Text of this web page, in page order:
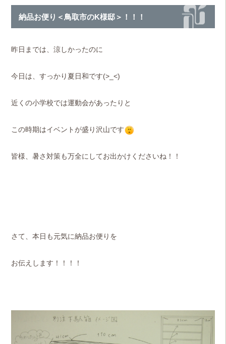
納品お便り＜鳥取市のK様邸＞！！！
昨日までは、涼しかったのに
今日は、すっかり夏日和です(>_<)
近くの小学校では運動会があったりと
この時期はイベントが盛り沢山です
皆様、暑さ対策も万全にしてお出かけくださいね！！
さて、本日も元気に納品お便りを
お伝えします！！！！